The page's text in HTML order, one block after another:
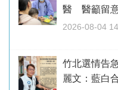
醫 醫籲留
2026-08-04
竹北選情告
麗文：藍白